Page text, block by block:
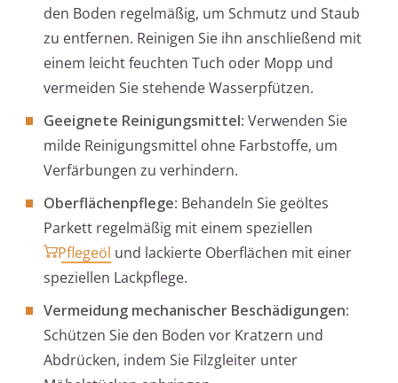
den Boden regelmäßig, um Schmutz und Staub
zu entfernen. Reinigen Sie ihn anschließend mit
einem leicht feuchten Tuch oder Mopp und
vermeiden Sie stehende Wasserpfützen.
Geeignete Reinigungsmittel: Verwenden Sie
milde Reinigungsmittel ohne Farbstoffe, um
Verfärbungen zu verhindern.
Oberflächenpflege: Behandeln Sie geöltes
Parkett regelmäßig mit einem speziellen
Pflegeöl und lackierte Oberflächen mit einer
speziellen Lackpflege.
Vermeidung mechanischer Beschädigungen:
Schützen Sie den Boden vor Kratzern und
Abdrücken, indem Sie Filzgleiter unter